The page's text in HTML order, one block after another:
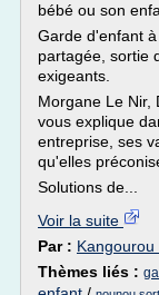
bébé ou son
Garde d'enfant
partagée, sortie
exigeants.
Morgane Le Nir,
vous explique
entreprise, ses
qu'elles
Solutions de...
Voir la suite
Par :
Thèmes liés :